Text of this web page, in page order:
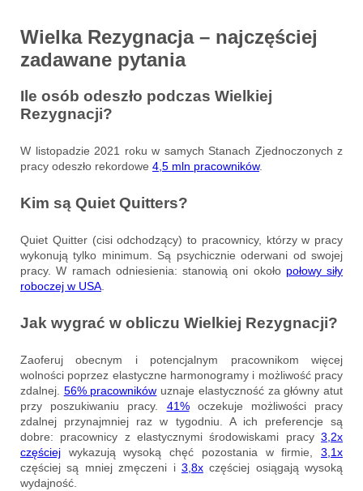
Wielka Rezygnacja – najczęściej
zadawane pytania
Ile osób odeszło podczas Wielkiej
Rezygnacji?
W listopadzie 2021 roku w samych Stanach Zjednoczonych z
pracy odeszło rekordowe 4,5 mln pracowników.
Kim są Quiet Quitters?
Quiet Quitter (cisi odchodzący) to pracownicy, którzy w pracy
wykonują tylko minimum. Są psychicznie oderwani od swojej
pracy. W ramach odniesienia: stanowią oni około połowy siły
roboczej w USA
Jak wygrać w obliczu Wielkiej Rezygnacji?
Zaoferuj obecnym i potencjalnym pracownikom więcej
wolności poprzez elastyczne harmonogramy i możliwość pracy
zdalnej. 56% pracowników uznaje elastyczność za główny atut
przy poszukiwaniu pracy. 41%oczekuje możliwości pracy
zdalnej przynajmniej raz w tygodniu. A ich preferencje są
dobre: pracownicy z elastycznymi środowiskami pracy 3,2x
częściej wykazują wysoką chęć pozostania w firmie, 3,1x
częściej są mniej zmęczeni i 3,8xczęściej osiągają wysoką
wydajność.